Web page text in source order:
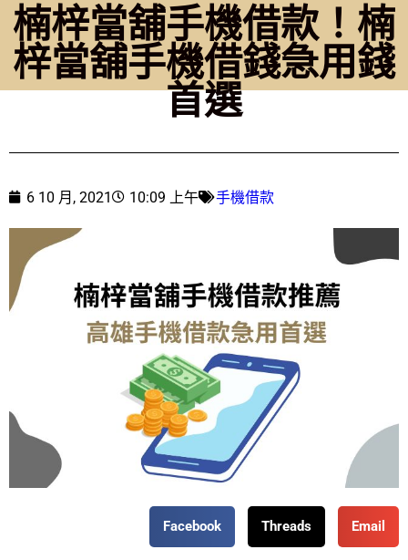
楠梓當舖手機借款！楠
梓當舖手機借錢急用錢
首選
6 10 月, 2021 10:09 上午 手機借款
Facebook Threads Email